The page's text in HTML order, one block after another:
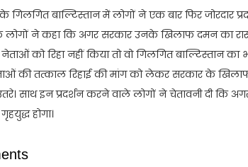
गिलगित बाल्टिस्तान में लोगों ने एक बार फिर जोरदार
लोगों ने कहा कि अगर सरकार उनके खिलाफ दमन का
को रिहा नहीं किया तो वो गिलगित बाल्टिस्तान
की तत्काल रिहाई की मांग को लेकर सरकार के
साथ इन प्रदर्शन करने वाले लोगों ने चेतावनी दी कि
होगा।